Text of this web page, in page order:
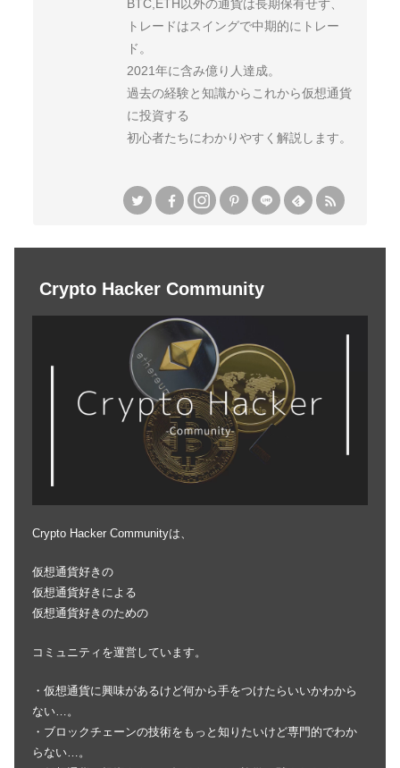
BTC,ETH以外の通貨は長期保有せず、
トレードはスイングで中期的にトレー
ド。
2021年に含み億り人達成。
過去の経験と知識からこれから仮想通貨
に投資する
初心者たちにわかりやすく解説します。
Crypto Hacker Community
Crypto Hacker Communityは、
仮想通貨好きの
仮想通貨好きによる
仮想通貨好きのための
コミュニティを運営しています。
・仮想通貨に興味があるけど何から手をつけたらいいかわから
ない…。
・ブロックチェーンの技術をもっと知りたいけど専門的でわか
らない…。